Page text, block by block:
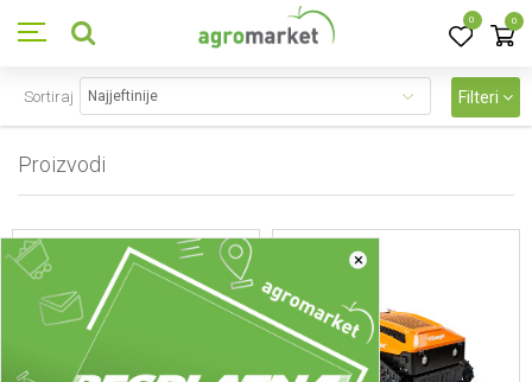
0 0
×
Proizvodi
Sortiraj Filteri